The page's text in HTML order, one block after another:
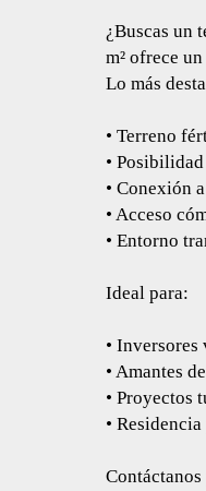
¿Buscas un
m² ofrece
Lo más
• Terreno
•
• Conexión
• Acceso
• Entorno
Ideal para:
•
• Amantes
• Proyectos
•